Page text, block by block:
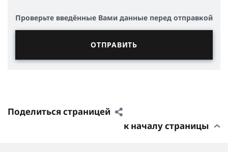
Проверьте введённые Вами данные перед отправкой
Поделиться страницей
к началу страницы